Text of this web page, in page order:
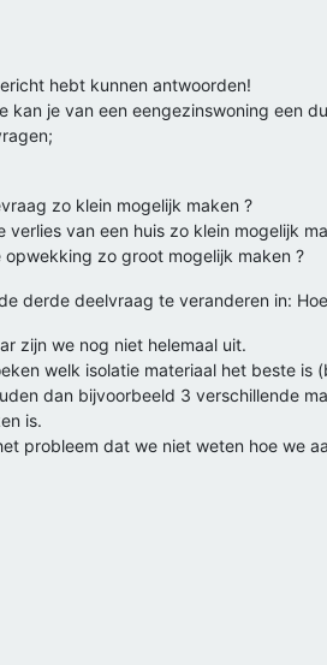
hebt kunnen antwoorden!
kan je van een eengezinswoning een
zo klein mogelijk maken ?
verlies van een huis zo klein mogelijk
opwekking zo groot mogelijk maken ?
derde deelvraag te veranderen in:
zijn we nog niet helemaal uit.
welk isolatie materiaal het beste
dan bijvoorbeeld 3 verschillende
is.
probleem dat we niet weten hoe we